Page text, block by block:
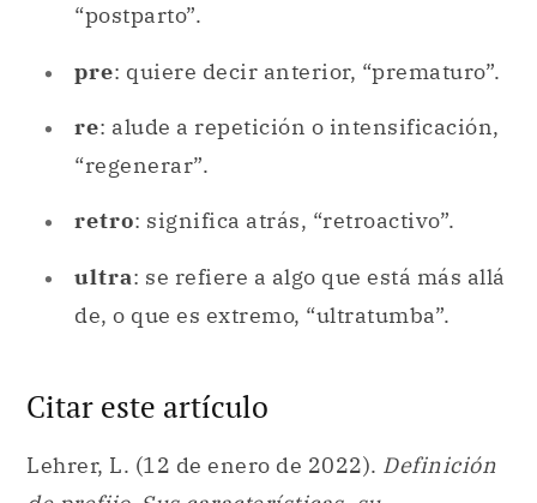
“postparto”.
pre: quiere decir anterior, “prematuro”.
re: alude a repetición o intensificación,
“regenerar”.
retro: significa atrás, “retroactivo”.
ultra: se refiere a algo que está más allá
de, o que es extremo, “ultratumba”.
Citar este artículo
Lehrer, L. (12 de enero de 2022). Definición